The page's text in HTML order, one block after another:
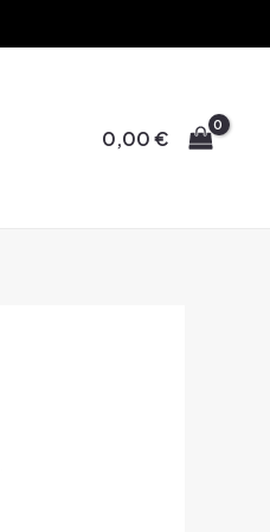
0,00€